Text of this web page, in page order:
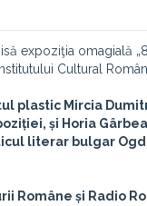
expoziţia omagială
Cultural
plastic Mircia
și Horia Gârbea
literar bulgar
Române și Radio